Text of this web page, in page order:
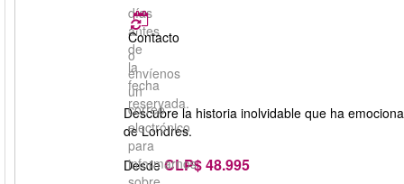
días
antes
de
la
fecha
reservada.
Contacto
o
envíenos
un
correo
electrónico
para
informarnos
Descubre la historia inolvidable que ha
de Londres.
Desde CLP$ 48.995